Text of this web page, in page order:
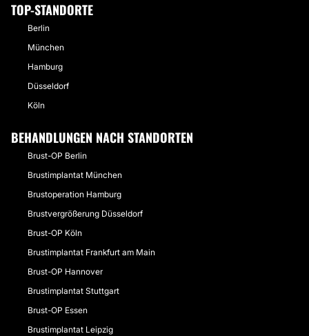
TOP-STANDORTE
Berlin
München
Hamburg
Düsseldorf
Köln
BEHANDLUNGEN NACH STANDORTEN
Brust-OP Berlin
Brustimplantat München
Brustoperation Hamburg
Brustvergrößerung Düsseldorf
Brust-OP Köln
Brustimplantat Frankfurt am Main
Brust-OP Hannover
Brustimplantat Stuttgart
Brust-OP Essen
Brustimplantat Leipzig